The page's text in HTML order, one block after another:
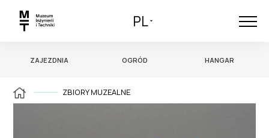
PL
ZAJEZDNIA OGRÓD HANGAR
ZBIORY MUZEALNE